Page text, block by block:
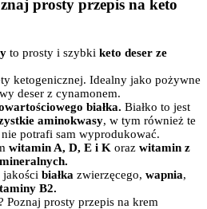
prosty przepis na keto
to prosty i szybki keto deser ze
ketogenicznej. Idealny jako pożywne
deser z cynamonem.
białka. Białko to jest
aminokwasy, w tym również te
potrafi sam wyprodukować.
witamin A, D, E i K oraz witamin z
jakości białka zwierzęcego, wapnia,
B2.
Poznaj prosty przepis na krem